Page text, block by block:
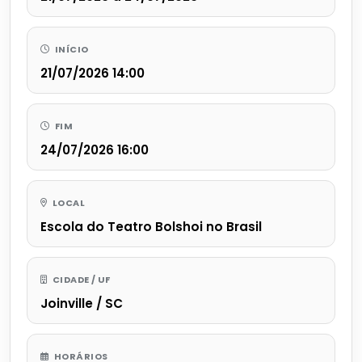
INÍCIO
21/07/2026 14:00
FIM
24/07/2026 16:00
LOCAL
Escola do Teatro Bolshoi no Brasil
CIDADE / UF
Joinville / SC
HORÁRIOS